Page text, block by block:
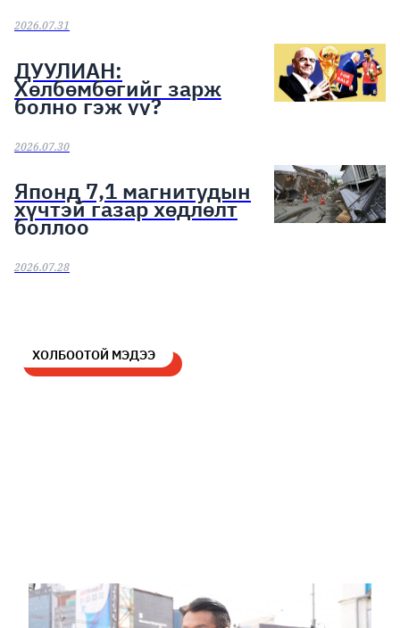
2026.07.31
ДУУЛИАН:
Хөлбөмбөгийг зарж
болно гэж үү?
2026.07.30
Японд 7,1 магнитудын
хүчтэй газар хөдлөлт
боллоо
2026.07.28
ХОЛБООТОЙ МЭДЭЭ